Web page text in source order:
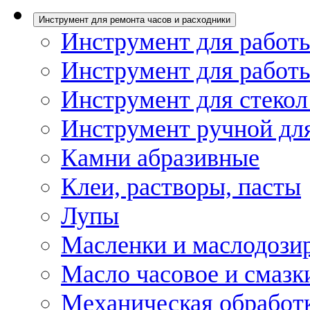
Инструмент для ремонта часов и расходники
Инструмент для
Инструмент для
Инструмент для
Инструмент ручной
Камни абразивные
Клеи, растворы, пасты
Лупы
Масленки и
Масло часовое и
Механическая